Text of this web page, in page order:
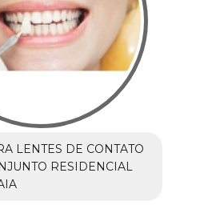
LENTES DE CONTATO
RESIDENCIAL